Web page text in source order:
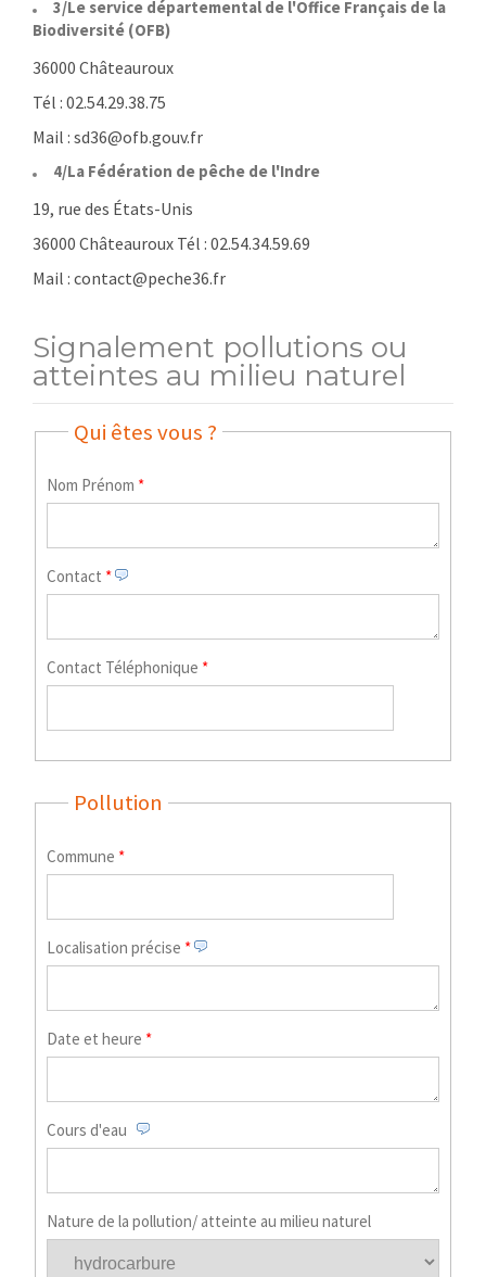
3/Le service départemental de l'Office Français de la
Biodiversité (OFB)
36000 Châteauroux
Tél : 02.54.29.38.75
Mail : sd36@ofb.gouv.fr
4/La Fédération de pêche de l'Indre
19, rue des États-Unis
36000 Châteauroux Tél : 02.54.34.59.69
Mail : contact@peche36.fr
Signalement pollutions ou
atteintes au milieu naturel
Qui êtes vous ?
Nom Prénom *
Contact *
Contact Téléphonique *
Pollution
Commune *
Localisation précise *
Date et heure *
Cours d'eau
Nature de la pollution/ atteinte au milieu naturel